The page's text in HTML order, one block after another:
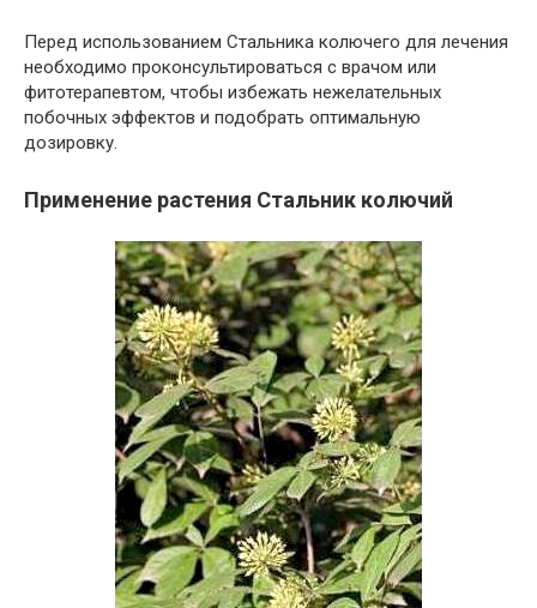
Перед использованием Стальника колючего для лечения
необходимо проконсультироваться с врачом или
фитотерапевтом, чтобы избежать нежелательных
побочных эффектов и подобрать оптимальную
дозировку.
Применение растения Стальник колючий